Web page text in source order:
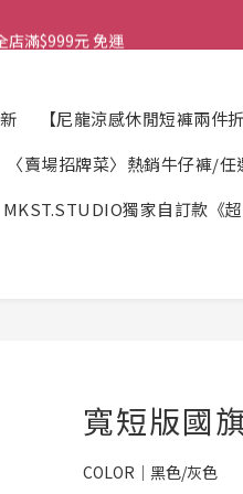
店滿$999元 免運
【尼龍涼感休閒短褲兩件折
〈賣場招牌菜〉熱銷牛仔褲/
MKST.STUDIO獨家自訂款《
寬短版國